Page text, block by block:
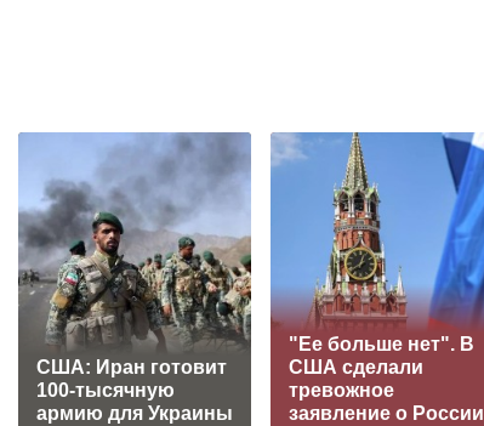
США: Иран готовит
100-тысячную
армию для Украины
"Ее больше нет". В
США сделали
тревожное
заявление о России